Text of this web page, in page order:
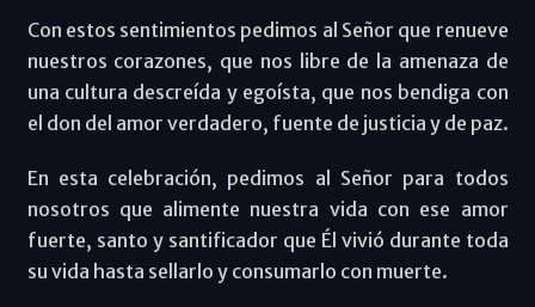
Con estos sentimientos pedimos al Señor que renueve
nuestros corazones, que nos libre de la amenaza de
una cultura descreída y egoísta, que nos bendiga con
el don del amor verdadero, fuente de justicia y de paz.
En esta celebración, pedimos al Señor para todos
nosotros que alimente nuestra vida con ese amor
fuerte, santo y santificador que Él vivió durante toda
su vida hasta sellarlo y consumarlo con muerte.